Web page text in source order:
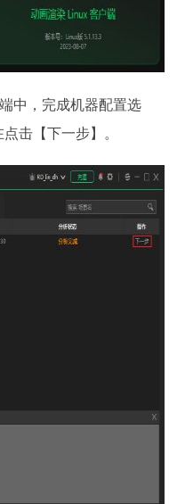
中，完成机器配置选
击【下一步】。